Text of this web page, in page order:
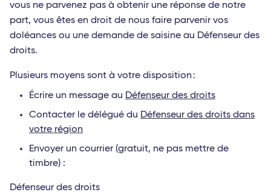
vous ne parvenez pas à obtenir une réponse de notre
part, vous êtes en droit de nous faire parvenir vos
doléances ou une demande de saisine au Défenseur des
droits.
Plusieurs moyens sont à votre disposition :
Écrire un message au Défenseur des droits
Contacter le délégué du Défenseur des droits dans
votre région
Envoyer un courrier (gratuit, ne pas mettre de
timbre) :
Défenseur des droits